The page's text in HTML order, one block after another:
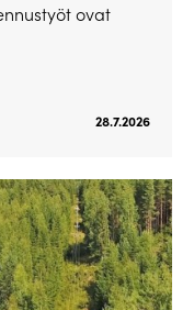
ovat
28.7.2026